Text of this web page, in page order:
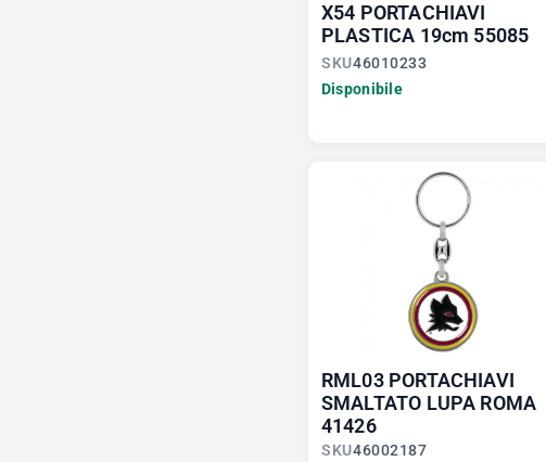
X54 PORTACHIAVI
PLASTICA 19cm 55085
SKU46010233
Disponibile
RML03 PORTACHIAVI
SMALTATO LUPA ROMA
41426
SKU46002187